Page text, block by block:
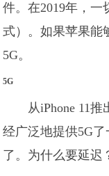
件。在2019年，
式）。如果苹果能
5G。
5G
从iPhone 11
经广泛地提供5G
了。为什么要延迟